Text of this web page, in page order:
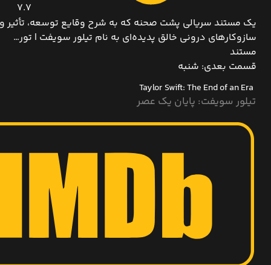
7.7
یک مستند سریالی پشت صحنه که به شرح وقایع توسعه، تأثیر و
سازوکارهای درونی خالق پدیده‌ای به نام تیلور سویفت | تور…
مستند
قسمت بعدی: شنبه
Taylor Swift: The End of an Era
تیلور سویفت: پایان یک عصر